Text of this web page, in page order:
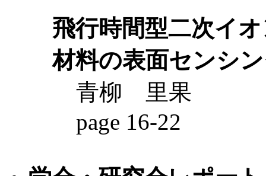
飛行時間型二次イ
材料の表面センシ
青柳 里果
page 16-22